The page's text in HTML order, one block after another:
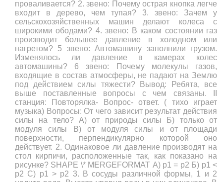
проваливается? 2. звено: Почему острая кнопка легче
входит в дерево, чем тупая? 3. звено: Зачем у
сельскохозяйственных машин делают колеса с
широкими ободами? 4. звено: В каком состоянии газ
производит большее давление в холодном или
нагретом? 5 звено: Автомашину заполнили грузом.
Изменялось ли давление в камерах колес
автомашины? 6 звено: Почему молекулы газов,
входящие в состав атмосферы, не падают на Землю
под действием силы тяжести? Вывод: Ребята, все
выше поставленные вопросы с чем связаны. II
станция: Повторялка- Вопрос- ответ. ( тихо играет
музыка) Вопросы: От чего зависит результат действия
силы на тело? А) от природы силы Б) только от
модуля силы В) от модуля силы и от площади
поверхности, перпендикулярно которой оно
действует. 2. Одинаковое ли давление производят на
стол кирпичи, расположенные так, как показано на
рисунке? SHAPE \* MERGEFORMAT А) р1 = р2 Б) р1 <
р2 С) р1 > р2 3. В сосуды различной формы, 1 и 2